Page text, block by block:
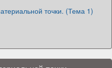
точки. (Тема 1)